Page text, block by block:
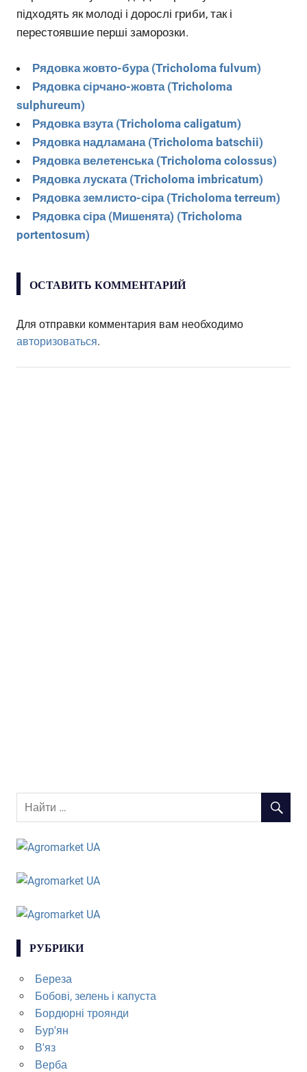
підходять як молоді і дорослі гриби, так і
перестоявшие перші заморозки.
Рядовка жовто-бура (Tricholoma fulvum)
Рядовка сірчано-жовта (Tricholoma
sulphureum)
Рядовка взута (Tricholoma caligatum)
Рядовка надламана (Tricholoma batschii)
Рядовка велетенська (Tricholoma colossus)
Рядовка луската (Tricholoma imbricatum)
Рядовка землисто-сіра (Tricholoma terreum)
Рядовка сіра (Мишенята) (Tricholoma
portentosum)
ОСТАВИТЬ КОММЕНТАРИЙ
Для отправки комментария вам необходимо
авторизоваться.
РУБРИКИ
Береза
Бобові, зелень і капуста
Бордюрні троянди
Бур'ян
В'яз
Верба